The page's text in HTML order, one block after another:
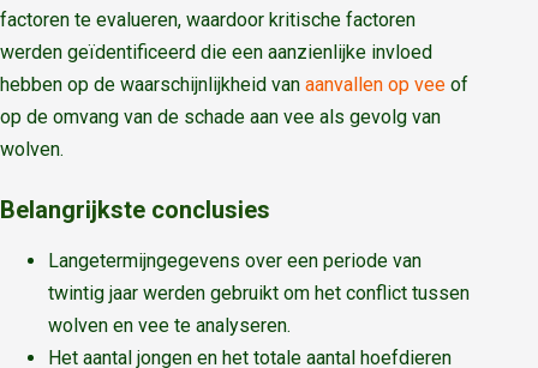
factoren te evalueren, waardoor kritische factoren
werden geïdentificeerd die een aanzienlijke invloed
hebben op de waarschijnlijkheid van aanvallen op vee of
op de omvang van de schade aan vee als gevolg van
wolven.
Belangrijkste conclusies
Langetermijngegevens over een periode van
twintig jaar werden gebruikt om het conflict tussen
wolven en vee te analyseren.
Het aantal jongen en het totale aantal hoefdieren